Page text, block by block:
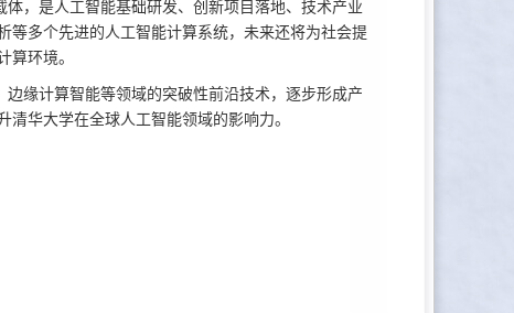
，是人工智能基础研发、创新项目落地、技术产业
等多个先进的人工智能计算系统，未来还将为社会提
算环境。
缘计算智能等领域的突破性前沿技术，逐步形成产
华大学在全球人工智能领域的影响力。